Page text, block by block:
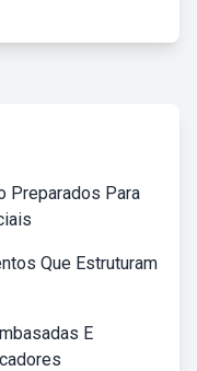
Preparados Para
Que Estruturam
E